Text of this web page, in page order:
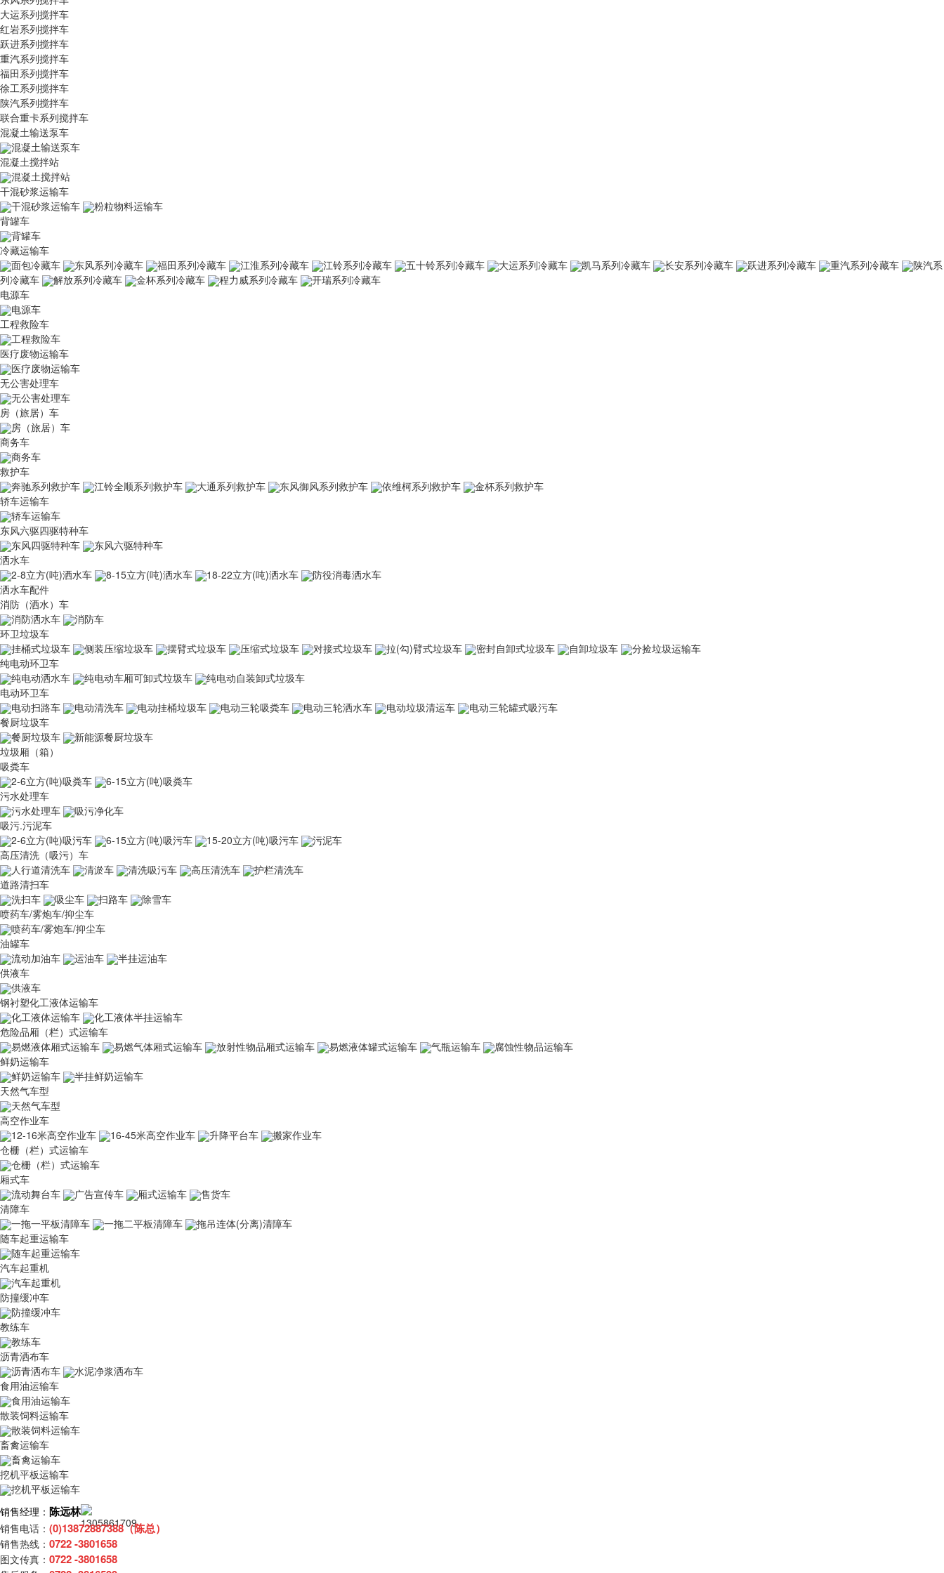
大运系列搅拌车
红岩系列搅拌车
跃进系列搅拌车
重汽系列搅拌车
福田系列搅拌车
徐工系列搅拌车
陕汽系列搅拌车
联合重卡系列搅拌车
混凝土输送泵车
混凝土输送泵车
混凝土搅拌站
混凝土搅拌站
干混砂浆运输车
干混砂浆运输车
粉粒物料运输车
背罐车
背罐车
冷藏运输车
面包冷藏车
东风系列冷藏车 福田系列冷藏车 江淮系列冷藏车 江铃系列冷藏车 五十铃系列冷藏车 大运系列冷藏车 凯马系列冷藏车 长安系列冷藏车 跃进系列冷藏车 重汽系列冷藏车
陕汽系
列冷藏车
解放系列冷藏车 金杯系列冷藏车 程力威系列冷藏车
开瑞系列冷藏车
电源车
电源车
工程救险车
工程救险车
医疗废物运输车
医疗废物运输车
无公害处理车
无公害处理车
房（旅居）车
房（旅居）车
商务车
商务车
救护车
奔驰系列救护车
江铃全顺系列救护车 大通系列救护车 东风御风系列救护车 依维柯系列救护车
金杯系列救护车
轿车运输车
轿车运输车
东风六驱四驱特种车
东风四驱特种车
东风六驱特种车
洒水车
2-8立方(吨)洒水车
8-15立方(吨)洒水车 18-22立方(吨)洒水车
防役消毒洒水车
洒水车配件
消防（洒水）车
消防洒水车
消防车
环卫垃圾车
挂桶式垃圾车
侧装压缩垃圾车 摆臂式垃圾车 压缩式垃圾车 对接式垃圾车 拉(勾)臂式垃圾车 密封自卸式垃圾车 自卸垃圾车
分捡垃圾运输车
纯电动环卫车
纯电动洒水车
纯电动车厢可卸式垃圾车
纯电动自装卸式垃圾车
电动环卫车
电动扫路车
电动清洗车 电动挂桶垃圾车 电动三轮吸粪车 电动三轮洒水车 电动垃圾清运车
电动三轮罐式吸污车
餐厨垃圾车
餐厨垃圾车
新能源餐厨垃圾车
垃圾厢（箱）
吸粪车
2-6立方(吨)吸粪车
6-15立方(吨)吸粪车
污水处理车
污水处理车
吸污净化车
吸污.污泥车
2-6立方(吨)吸污车
6-15立方(吨)吸污车 15-20立方(吨)吸污车
污泥车
高压清洗（吸污）车
人行道清洗车
清淤车 清洗吸污车 高压清洗车
护栏清洗车
道路清扫车
洗扫车
吸尘车 扫路车
除雪车
喷药车/雾炮车/抑尘车
喷药车/雾炮车/抑尘车
油罐车
流动加油车
运油车
半挂运油车
供液车
供液车
钢衬塑化工液体运输车
化工液体运输车
化工液体半挂运输车
危险品厢（栏）式运输车
易燃液体厢式运输车
易燃气体厢式运输车 放射性物品厢式运输车 易燃液体罐式运输车 气瓶运输车
腐蚀性物品运输车
鲜奶运输车
鲜奶运输车
半挂鲜奶运输车
天然气车型
天然气车型
高空作业车
12-16米高空作业车
16-45米高空作业车 升降平台车
搬家作业车
仓栅（栏）式运输车
仓栅（栏）式运输车
厢式车
流动舞台车
广告宣传车 厢式运输车
售货车
清障车
一拖一平板清障车
一拖二平板清障车
拖吊连体(分离)清障车
随车起重运输车
随车起重运输车
汽车起重机
汽车起重机
防撞缓冲车
防撞缓冲车
教练车
教练车
沥青洒布车
沥青洒布车
水泥净浆洒布车
食用油运输车
食用油运输车
散装饲料运输车
散装饲料运输车
畜禽运输车
畜禽运输车
挖机平板运输车
挖机平板运输车
销售经理： 陈远林
销售电话： (0)13872887388（陈总）
销售热线： 0722 -3801658
图文传真： 0722 -3801658